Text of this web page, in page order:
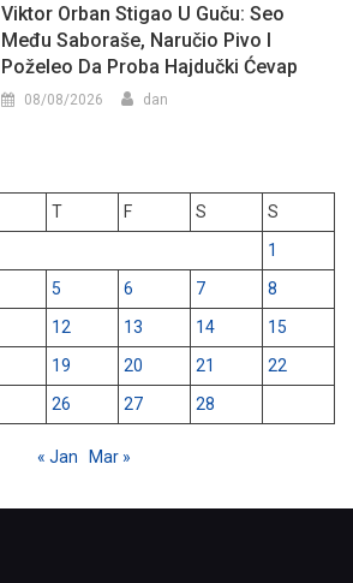
Viktor Orban Stigao U Guču: Seo
Među Saboraše, Naručio Pivo I
Poželeo Da Proba Hajdučki Ćevap
08/08/2026 dan
T F S
S
1
5 6 7
8
12 13 14
15
19 20 21
22
26 27 28
« Jan Mar »